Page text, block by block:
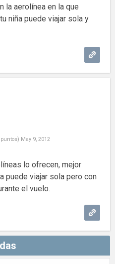
la aerolínea en la que
niña puede viajar sola y
puntos) May 9, 2012
lo ofrecen, mejor
puede viajar sola pero con
el vuelo.